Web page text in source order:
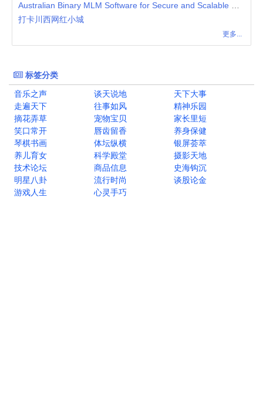
Australian Binary MLM Software for Secure and Scalable MLM Operations
打卡川西网红小城
更多...
标签分类
音乐之声
谈天说地
天下大事
走遍天下
往事如风
精神乐园
摘花弄草
宠物宝贝
家长里短
笑口常开
唇齿留香
养身保健
琴棋书画
体坛纵横
银屏荟萃
养儿育女
科学殿堂
摄影天地
技术论坛
商品信息
史海钩沉
明星八卦
流行时尚
谈股论金
游戏人生
心灵手巧